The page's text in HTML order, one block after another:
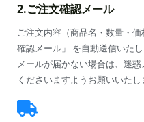
2.ご注文確認メール
ご注文内容（商品名・数量・
確認メール」 を自動送信いたし
メールが届かない場合は、迷
くださいますようお願いいたし